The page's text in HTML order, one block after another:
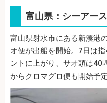
富山県：シーアース
富山県射水市にある新湊港
オ便が出船を開始。7日は
ントに上がり、サオ頭は40
からクロマグロ便も開始予定